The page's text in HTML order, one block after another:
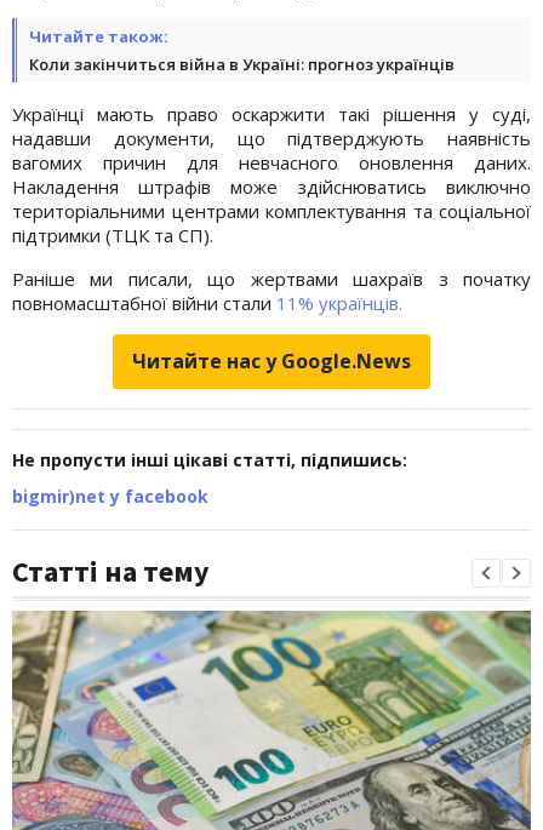
Читайте також:
Коли закінчиться війна в Україні: прогноз українців
Українці мають право оскаржити такі рішення у суді,
надавши документи, що підтверджують наявність
вагомих причин для невчасного оновлення даних.
Накладення штрафів може здійснюватись виключно
територіальними центрами комплектування та соціальної
підтримки (ТЦК та СП).
Раніше ми писали, що жертвами шахраїв з початку
повномасштабної війни стали 11% українців.
Читайте нас у Google.News
Не пропусти інші цікаві статті, підпишись:
bigmir)net у facebook
Статті на тему